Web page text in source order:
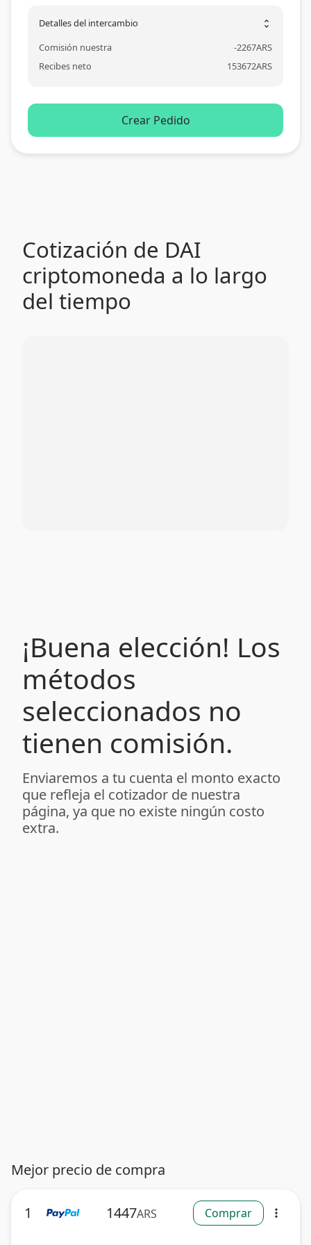
Detalles del intercambio unfold_more
Comisión nuestra -2267ARS
Recibes neto
153672ARS
Crear Pedido
Cotización de DAI
criptomoneda a lo largo
del tiempo
¡Buena elección! Los
métodos
seleccionados no
tienen comisión.
Enviaremos a tu cuenta el monto exacto
que refleja el cotizador de nuestra
página, ya que no existe ningún costo
extra.
Mejor precio de compra
1 1447ARS Comprar more_vert